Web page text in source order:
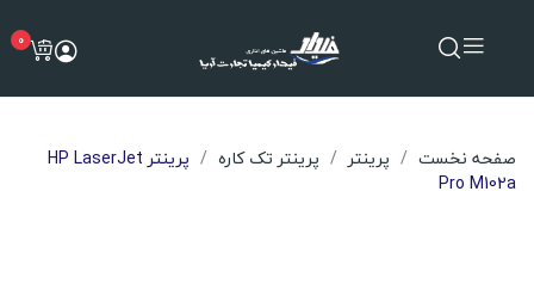
0
صفحه نخست پرینتر پرینتر تک کاره
پرینتر HP LaserJet
Pro M102a